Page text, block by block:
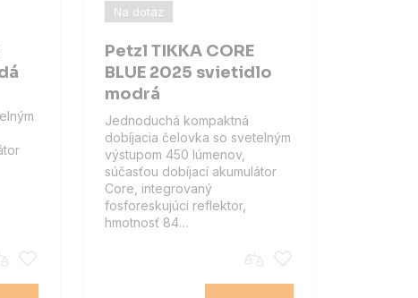
Na dotaz
Petzl TIKKA CORE
BLUE 2025 svietidlo
modrá
Jednoduchá kompaktná
dobíjacia čelovka so svetelným
výstupom 450 lúmenov,
súčasťou dobíjací akumulátor
Core, integrovaný
fosforeskujúci reflektor,
hmotnosť 84…